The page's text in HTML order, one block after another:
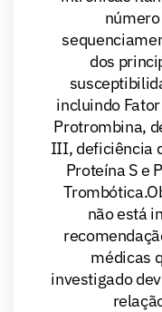
dos
incluindo
Protrombina,
III, deficiência
Proteína S e
não está
médicas
investigado